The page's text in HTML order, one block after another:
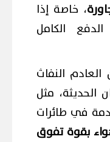
، خاصة إذا
الكامل
النفاث
الحديثة، مثل
في طائرات
بقوة تفوق